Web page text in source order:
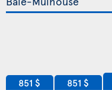
851 $ 851 $